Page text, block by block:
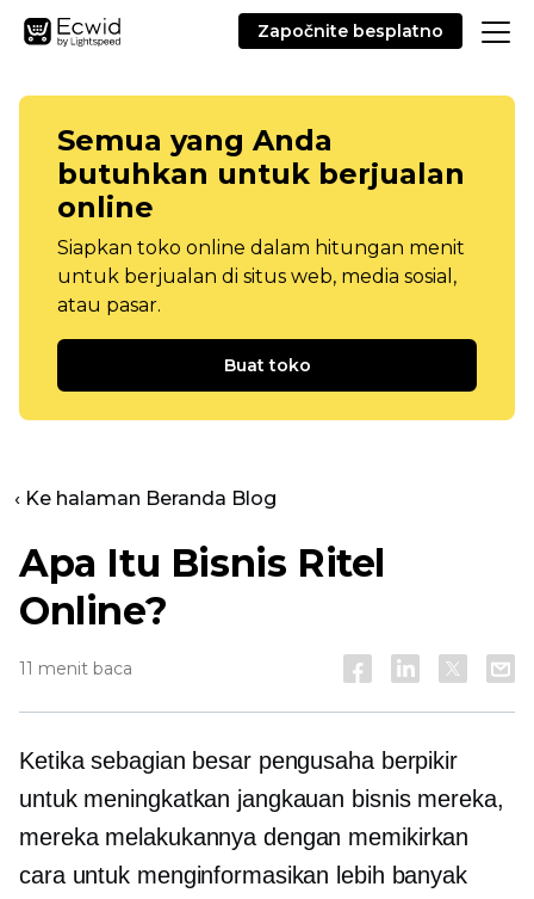
Započnite besplatno
Semua yang Anda
butuhkan untuk berjualan
online
Siapkan toko online dalam hitungan menit
untuk berjualan di situs web, media sosial,
atau pasar.
Buat toko
‹ Ke halaman Beranda Blog
Apa Itu Bisnis Ritel
Online?
11 menit baca
Ketika sebagian besar pengusaha berpikir
untuk meningkatkan jangkauan bisnis mereka,
mereka melakukannya dengan memikirkan
cara untuk menginformasikan lebih banyak